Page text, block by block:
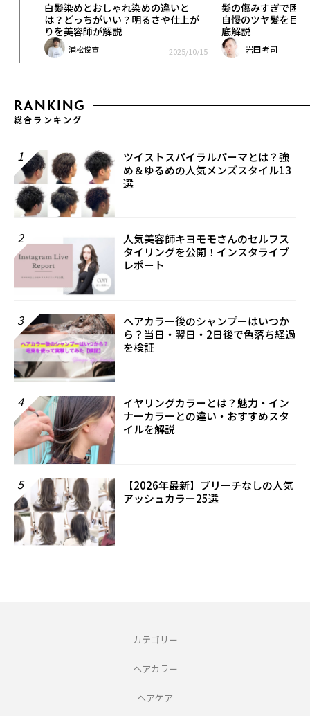
白髪染めとおしゃれ染めの違いと
は？どっちがいい？明るさや仕上が
りを美容師が解説
浦松俊宣 2025/10/15
髪の傷みすぎで困
自慢のツヤ髪を目
底解説
岩田 考司
RANKING
総合ランキング
1
ツイストスパイラルパーマとは？強
め＆ゆるめの人気メンズスタイル13
選
2
人気美容師キヨモモさんのセルフス
タイリングを公開！インスタライブ
レポート
3
ヘアカラー後のシャンプーはいつか
ら？当日・翌日・2日後で色落ち経過
を検証
4
イヤリングカラーとは？魅力・イン
ナーカラーとの違い・おすすめスタ
イルを解説
5
【2026年最新】ブリーチなしの人気
アッシュカラー25選
カテゴリー
ヘアカラー
ヘアケア